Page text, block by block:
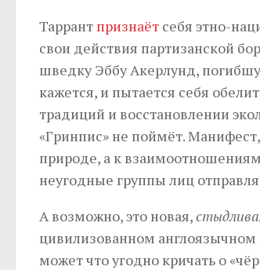
Таррант признаёт себя этно-
свои действия партизанской
шведку Эббу Акерлунд,
кажется, и пытается себя
традиций и восстановлении
«Гринпис» не поймёт.
природе, а к
неугодные группы лиц
А возможно, это новая,
цивилизованном англоязычном
может что угодно кричать о